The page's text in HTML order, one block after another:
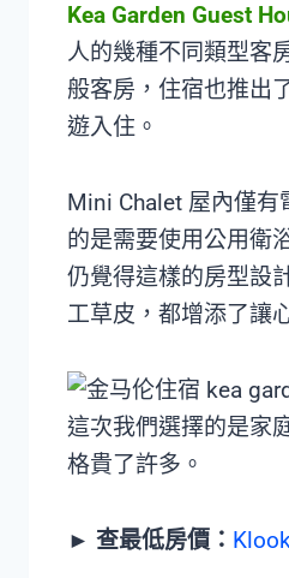
Kea Garden Guest
人的幾種不同類型客
般客房，住宿也推出
遊入住。
Mini Chalet 屋內僅
的是需要使用公用衛
仍覺得這樣的房型設
工草皮，都增添了讓
這次我們選擇的是家
格貴了許多。
► 查最低房價：